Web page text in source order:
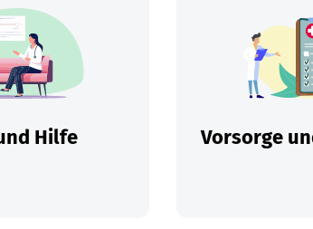
Hilfe Vorsorge